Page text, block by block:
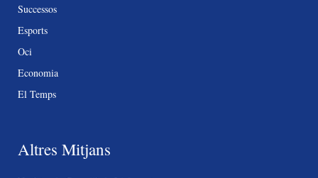
Successos
Esports
Oci
Economia
El Temps
Altres Mitjans